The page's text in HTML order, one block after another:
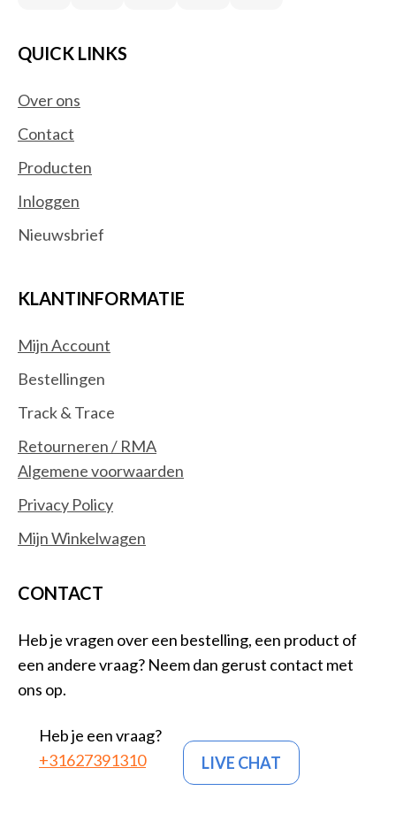
QUICK LINKS
Over ons
Contact
Producten
Inloggen
Nieuwsbrief
KLANTINFORMATIE
Mijn Account
Bestellingen
Track & Trace
Retourneren / RMA
Algemene voorwaarden
Privacy Policy
Mijn Winkelwagen
CONTACT
Heb je vragen over een bestelling, een product of
een andere vraag? Neem dan gerust contact met
ons op.
Heb je een vraag?
+31627391310
LIVE CHAT